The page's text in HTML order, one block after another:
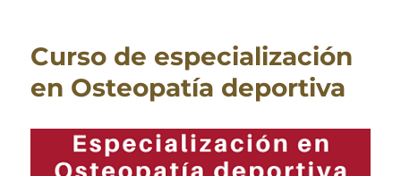
Curso de especialización
en Osteopatía deportiva